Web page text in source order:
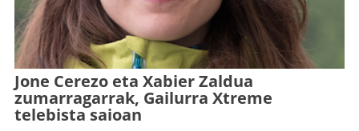
Jone Cerezo eta Xabier Zaldua
zumarragarrak, Gailurra Xtreme
telebista saioan